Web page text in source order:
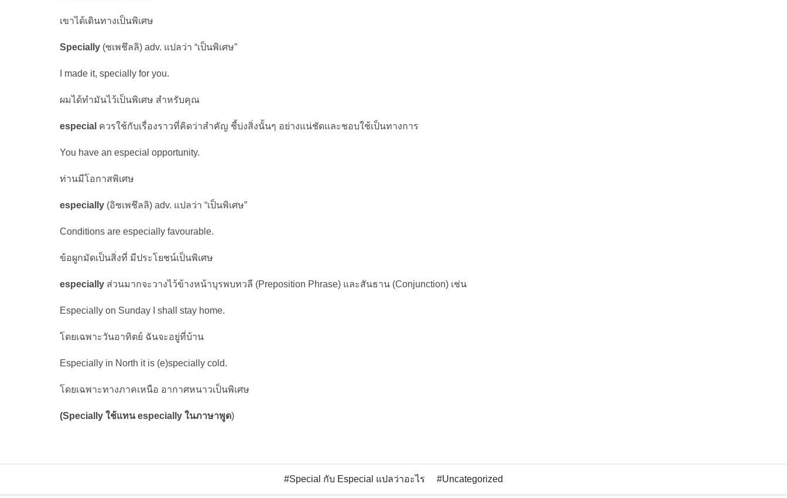
เขาได้เดินทางเป็นพิเศษ
Specially (ซเพชึลลิ) adv. แปลว่า “เป็นพิเศษ”
I made it, specially for you.
ผมได้ทำมันไว้เป็นพิเศษ สำหรับคุณ
especial ควรใช้กับเรื่องราวที่คิดว่าสำคัญ ชี้บ่งสิ่งนั้นๆ อย่างแน่ชัดและชอบใช้เป็นทางการ
You have an especial opportunity.
ท่านมีโอกาสพิเศษ
especially (อิซเพชึลลิ) adv. แปลว่า “เป็นพิเศษ”
Conditions are especially favourable.
ข้อผูกมัดเป็นสิ่งที่ มีประโยชน์เป็นพิเศษ
especially ส่วนมากจะวางไว้ข้างหน้าบุรพบทวลี (Preposition Phrase) และสันธาน (Conjunction) เช่น
Especially on Sunday I shall stay home.
โดยเฉพาะวันอาทิตย์ ฉันจะอยู่ที่บ้าน
Especially in North it is (e)specially cold.
โดยเฉพาะทางภาคเหนือ อากาศหนาวเป็นพิเศษ
(Specially ใช้แทน especially ในภาษาพูด)
Special กับ Especial แปลว่าอะไร Uncategorized